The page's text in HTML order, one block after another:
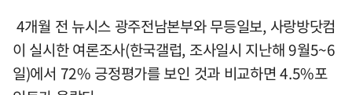
4개월 전 뉴시스 광주전남본부와 무등일보, 사랑방닷컴
이 실시한 여론조사(한국갤럽, 조사일시 지난해 9월5~6
일)에서 72% 긍정평가를 보인 것과 비교하면 4.5%포